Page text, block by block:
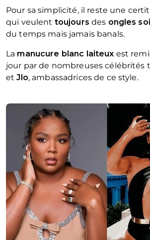
Pour sa simplicité, il reste une
qui veulent toujours des ongles
du temps mais jamais banals.
La manucure blanc laiteux est
jour par de nombreuses célébrités
etJlo, ambassadrices de ce style.